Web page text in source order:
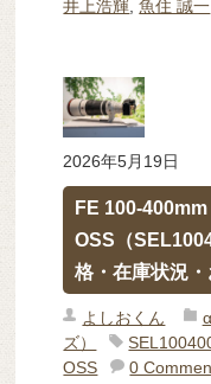
井上浩輝 ,魚住 誠一
2026年5月19日
FE 100-400mm
OSS（
格・在庫状況
よしおくん
ズ）
OSS
0